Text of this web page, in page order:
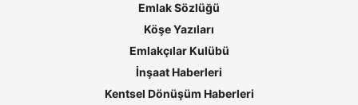
Emlak Sözlüğü
Köşe Yazıları
Emlakçılar Kulübü
İnşaat Haberleri
Kentsel Dönüşüm Haberleri